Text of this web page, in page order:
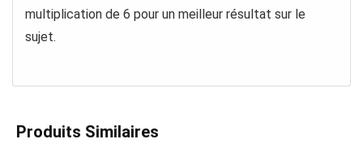
multiplication de 6 pour un meilleur résultat sur le
sujet.
Produits Similaires